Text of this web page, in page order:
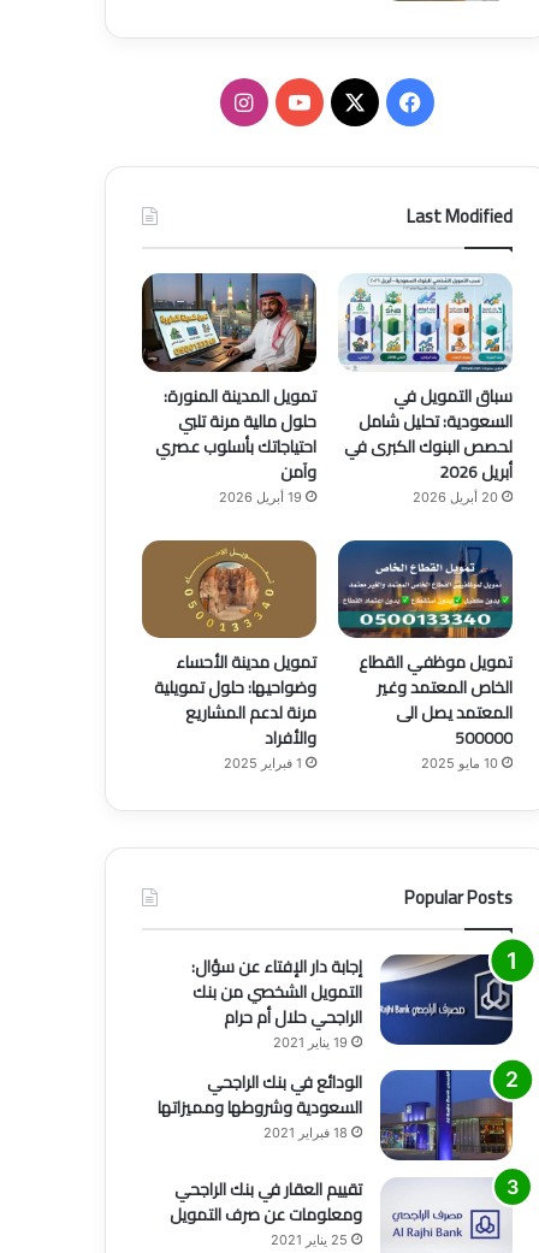
ف
ب
و
ك
u
T
u
b
e
ا
ت
ق
ر
ا
م
Last Modified
سباق التمويل في
السعودية: تحليل شامل
لحصص البنوك الكبرى في
أبريل 2026
20 أبريل 2026
تمويل المدينة المنورة:
حلول مالية مرنة تلبي
احتياجاتك بأسلوب عصري
وآمن
19 أبريل 2026
تمويل موظفي القطاع
الخاص المعتمد وغير
المعتمد يصل الى
500000
10 مايو 2025
تمويل مدينة الأحساء
وضواحيها: حلول تمويلية
مرنة لدعم المشاريع
والأفراد
1 فبراير 2025
Popular Posts
إجابة دار الإفتاء عن سؤال:
التمويل الشخصي من بنك
الراجحي حلال أم حرام
19 يناير 2021
الودائع في بنك الراجحي
السعودية وشروطها ومميزاتها
18 فبراير 2021
تقييم العقار في بنك الراجحي
ومعلومات عن صرف التمويل
25 يناير 2021